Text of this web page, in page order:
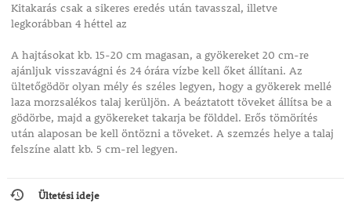
Kitakarás csak a sikeres eredés után tavasszal, illetve
legkorábban 4 héttel az
A hajtásokat kb. 15-20 cm magasan, a gyökereket 20 cm-re
ajánljuk visszavágni és 24 órára vízbe kell őket állítani. Az
ültetőgödör olyan mély és széles legyen, hogy a gyökerek mellé
laza morzsalékos talaj kerüljön. A beáztatott töveket állítsa be a
gödörbe, majd a gyökereket takarja be földdel. Erős tömörítés
után alaposan be kell öntözni a töveket. A szemzés helye a talaj
felszíne alatt kb. 5 cm-rel legyen.
Ültetési ideje